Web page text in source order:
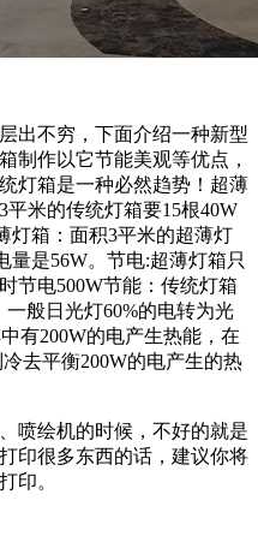
出不穷，下面介绍一种新型
作以它节能美观等优点，
灯箱是一种必然趋势！超薄
米的传统灯箱要15根40W
灯箱：面积3平米的超薄灯
量是56W。节电:超薄灯箱只
节电500W节能：传统灯箱
般日光灯60%的电转为光
有200W的电产生热能，在
去平衡200W的电产生的热
喷绘机的时候，不好的就是
印很多东西的话，建议你将
印。